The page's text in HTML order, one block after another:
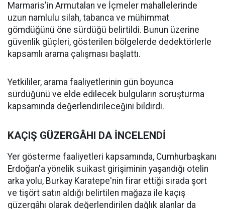
Marmaris'in Armutalan ve İçmeler mahallelerinde
uzun namlulu silah, tabanca ve mühimmat
gömdüğünü öne sürdüğü belirtildi. Bunun üzerine
güvenlik güçleri, gösterilen bölgelerde dedektörlerle
kapsamlı arama çalışması başlattı.
Yetkililer, arama faaliyetlerinin gün boyunca
sürdüğünü ve elde edilecek bulguların soruşturma
kapsamında değerlendirileceğini bildirdi.
KAÇIŞ GÜZERGÂHI DA İNCELENDİ
Yer gösterme faaliyetleri kapsamında, Cumhurbaşkanı
Erdoğan'a yönelik suikast girişiminin yaşandığı otelin
arka yolu, Burkay Karatepe'nin firar ettiği sırada şort
ve tişört satın aldığı belirtilen mağaza ile kaçış
güzergâhı olarak değerlendirilen dağlık alanlar da